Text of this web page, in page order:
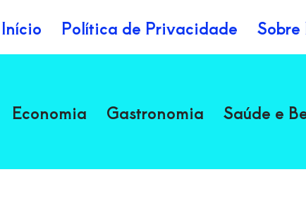
Início Política de Privacidade Sobre
Economia Gastronomia Saúde e